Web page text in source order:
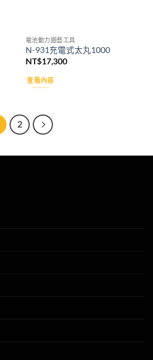
電池動力園藝工具
N-931充電式太丸1000
NT$17,300
查看內容
2